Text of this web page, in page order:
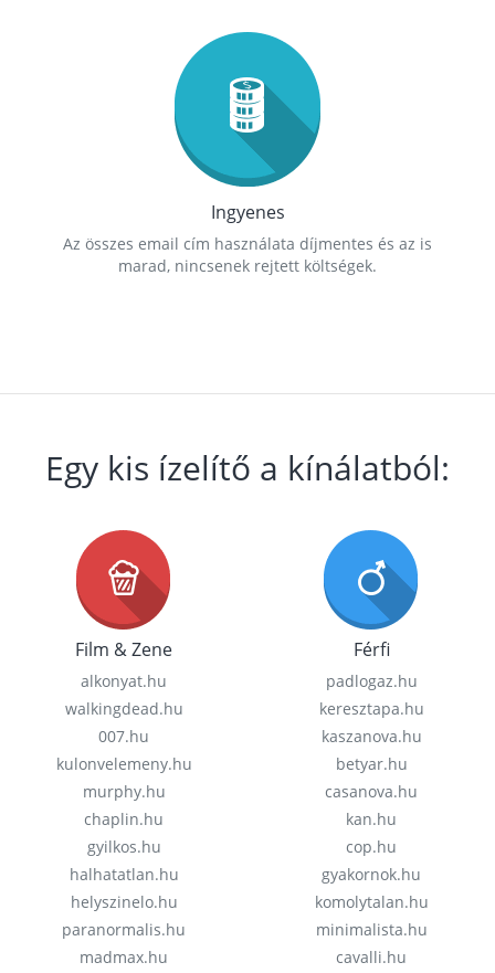
Ingyenes
Az összes email cím használata díjmentes és az is
marad, nincsenek rejtett költségek.
Egy kis ízelítő a kínálatból:
Film & Zene
alkonyat.hu
walkingdead.hu
007.hu
kulonvelemeny.hu
murphy.hu
chaplin.hu
gyilkos.hu
halhatatlan.hu
helyszinelo.hu
paranormalis.hu
madmax.hu
Férfi
padlogaz.hu
keresztapa.hu
kaszanova.hu
betyar.hu
casanova.hu
kan.hu
cop.hu
gyakornok.hu
komolytalan.hu
minimalista.hu
cavalli.hu